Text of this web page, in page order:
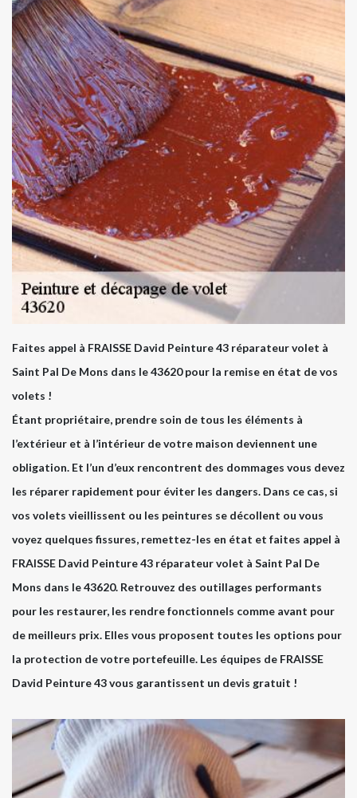
Faites appel à FRAISSE David Peinture 43 réparateur volet à
Saint Pal De Mons dans le 43620 pour la remise en état de vos
volets !
Étant propriétaire, prendre soin de tous les éléments à
l’extérieur et à l’intérieur de votre maison deviennent une
obligation. Et l’un d’eux rencontrent des dommages vous devez
les réparer rapidement pour éviter les dangers. Dans ce cas, si
vos volets vieillissent ou les peintures se décollent ou vous
voyez quelques fissures, remettez-les en état et faites appel à
FRAISSE David Peinture 43 réparateur volet à Saint Pal De
Mons dans le 43620. Retrouvez des outillages performants
pour les restaurer, les rendre fonctionnels comme avant pour
de meilleurs prix. Elles vous proposent toutes les options pour
la protection de votre portefeuille. Les équipes de FRAISSE
David Peinture 43 vous garantissent un devis gratuit !